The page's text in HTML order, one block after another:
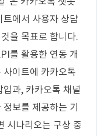
트에서 사용자 상담
을 목표로 합니다.
를 활용한 연동 개
이트에 카카오톡
과, 카카오톡 채널
보를 제공하는 기
시나리오는 구상 중